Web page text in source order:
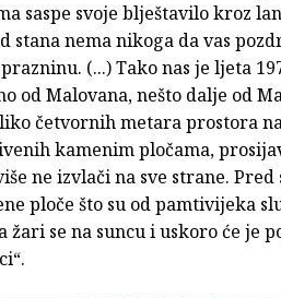
saspe svoje blještavilo kroz
stana nema nikoga da vas
(...) Tako nas je ljeta
od Malovana, nešto dalje od
četvornih metara prostora
kamenim pločama,
ne izvlači na sve strane.
ploče što su od pamtivijeka
žari se na suncu i uskoro će je